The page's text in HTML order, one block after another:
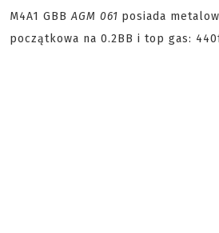
M4A1 GBBAGM 061 posiada
początkowa na 0.2BB i top gas: